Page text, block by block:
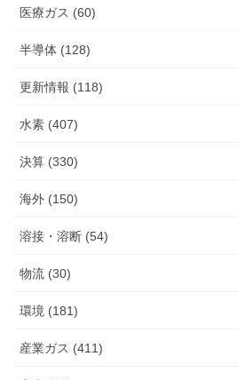
医療ガス (60)
半導体 (128)
更新情報 (118)
水素 (407)
決算 (330)
海外 (150)
溶接・溶断 (54)
物流 (30)
環境 (181)
産業ガス (411)